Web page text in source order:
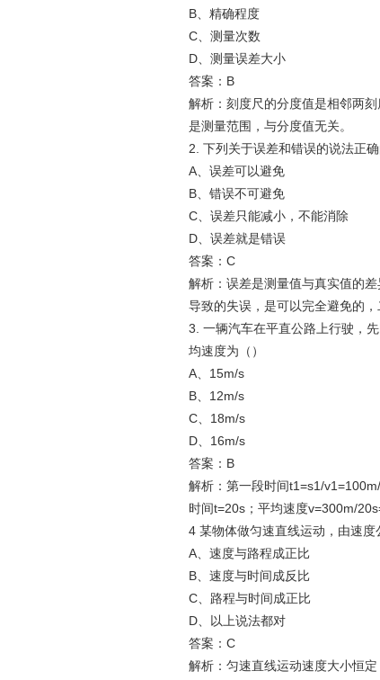
B、精确程度
C、测量次数
D、测量误差大小
答案：B
解析：刻度尺的分度值是相邻两
是测量范围，与分度值无关。
2. 下列关于误差和错误的说法正确
A、误差可以避免
B、错误不可避免
C、误差只能减小，不能消除
D、误差就是错误
答案：C
解析：误差是测量值与真实值的
导致的失误，是可以完全避免的，
3. 一辆汽车在平直公路上行驶，
均速度为（）
A、15m/s
B、12m/s
C、18m/s
D、16m/s
答案：B
解析：第一段时间t1=s1/
时间t=20s；平均速度v=300m/
4 某物体做匀速直线运动，由速度
A、速度与路程成正比
B、速度与时间成反比
C、路程与时间成正比
D、以上说法都对
答案：C
解析：匀速直线运动速度大小恒